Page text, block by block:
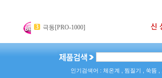
4 메쉬네블라이져[PY-001] 카미석션기
3 극동[PRO-1000]
인기검색어 : 체온계 , 찜질기 , 쑥뜸 ,